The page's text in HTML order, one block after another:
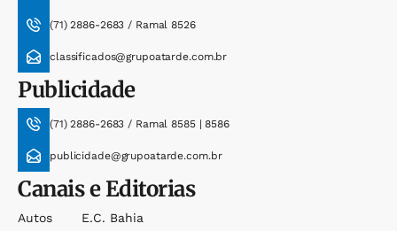
(71) 2886-2683 / Ramal 8526
classificados@grupoatarde.com.br
Publicidade
(71) 2886-2683 / Ramal 8585 | 8586
publicidade@grupoatarde.com.br
Canais e Editorias
Autos
E.c. Bahia